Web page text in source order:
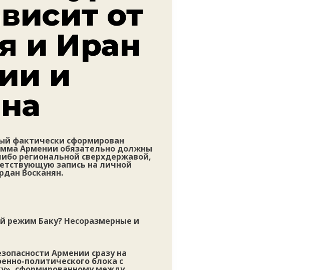
от
и Иран
и
фактически сформирован
Армении обязательно должны
региональной сверхдержавой,
запись на личной
Восканян.
режим Баку? Несоразмерные и
Армении сразу на
политического блока с